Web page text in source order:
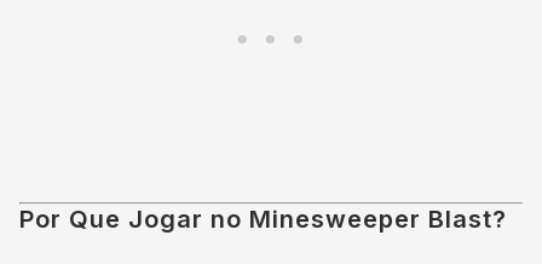
Por Que Jogar no Minesweeper Blast?